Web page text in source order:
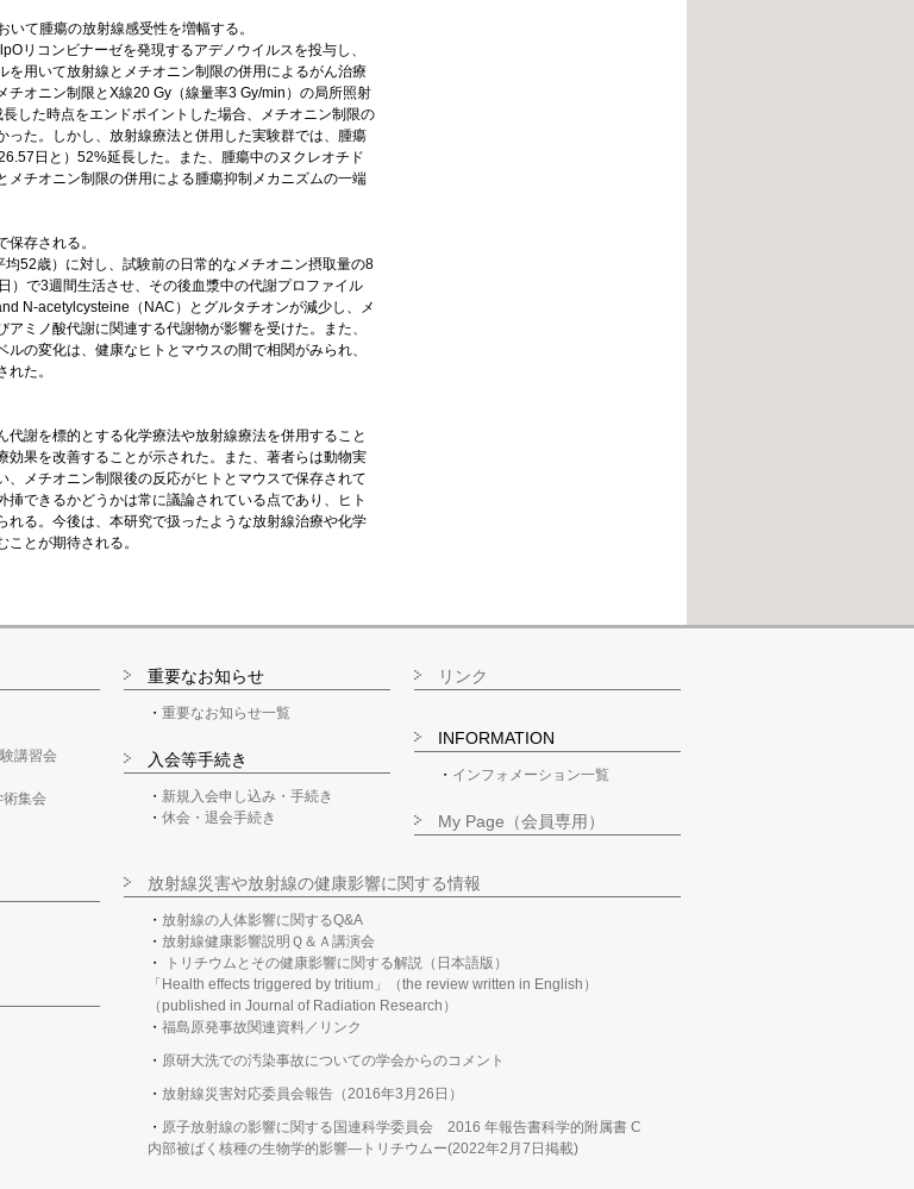
て腫瘍の放射線感受性を増幅する。
リコンビナーゼを発現するアデノウイルスを投与し、
用いて放射線とメチオニン制限の併用によるがん治療
オニン制限とX線20 Gy（線量率3 Gy/min）の局所照射
した時点をエンドポイントした場合、メチオニン制限の
た。しかし、放射線療法と併用した実験群では、腫瘍
日と）52%延長した。また、腫瘍中のヌクレオチド
チオニン制限の併用による腫瘍抑制メカニズムの一端
存される。
52歳）に対し、試験前の日常的なメチオニン摂取量の8
）で3週間生活させ、その後血漿中の代謝プロファイル
N-acetylcysteine（NAC）とグルタチオンが減少し、メ
ミノ酸代謝に関連する代謝物が影響を受けた。また、
の変化は、健康なヒトとマウスの間で相関がみられ、
た。
謝を標的とする化学療法や放射線療法を併用すること
果を改善することが示された。また、著者らは動物実
メチオニン制限後の反応がヒトとマウスで保存されて
できるかどうかは常に議論されている点であり、ヒト
る。今後は、本研究で扱ったような放射線治療や化学
とが期待される。
講習会
術集会
重要なお知らせ
重要なお知らせ一覧
入会等手続き
新規入会申し込み・手続き
休会・退会手続き
リンク
INFORMATION
インフォメーション一覧
My Page（会員専用）
放射線災害や放射線の健康影響に関する情報
放射線の人体影響に関するQ&A
放射線健康影響説明Ｑ＆Ａ講演会
トリチウムとその健康影響に関する解説（日本語版）
「Health effects triggered by tritium」（the review written in English）
（published in Journal of Radiation Research）
福島原発事故関連資料／リンク
原研大洗での汚染事故についての学会からのコメント
放射線災害対応委員会報告（2016年3月26日）
原子放射線の影響に関する国連科学委員会 2016 年報告書科学的附属書 C
内部被ばく核種の生物学的影響―トリチウムー(2022年2月7日掲載)